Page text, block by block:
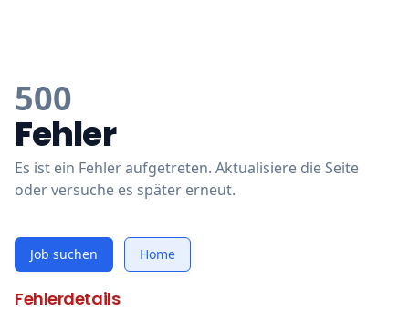
500
Fehler
Es ist ein Fehler aufgetreten. Aktualisiere die Seite
oder versuche es später erneut.
Job suchen Home
Fehlerdetails